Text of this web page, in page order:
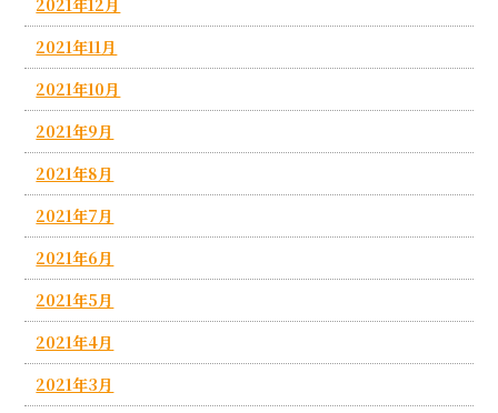
2021年11月
2021年10月
2021年9月
2021年8月
2021年7月
2021年6月
2021年5月
2021年4月
2021年3月